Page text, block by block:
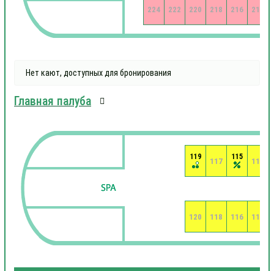
214
216
218
220
222
224
Нет кают, доступных для бронирования
Главная палуба
113
114
115
116
117
118
119
120